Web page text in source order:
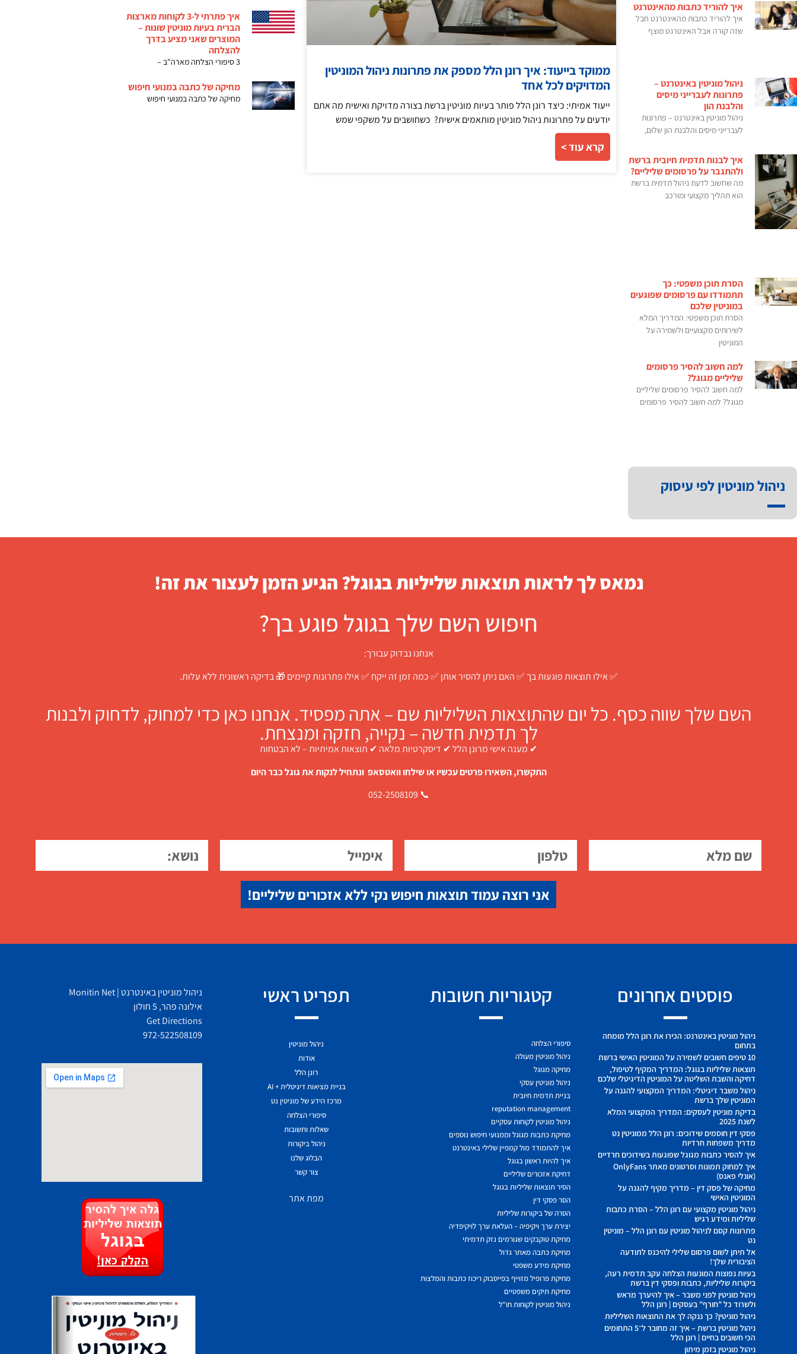
איך להוריד כתבות מהאינטרנט
איך להוריד כתבות מהאינטרנט חבל
שזה קורה אבל האינטרנט מוצף
ניהול מוניטין באינטרנט –
פתרונות לעברייני מיסים
והלבנת הון
ניהול מוניטין באינטרנט – פתרונות
לעברייני מיסים והלבנת הון שלום,
איך לבנות תדמית חיובית ברשת
ולהתגבר על פרסומים שליליים?
מה שחשוב לדעת ניהול תדמית ברשת
הוא תהליך מקצועי ומורכב
הסרת תוכן משפטי: כך
תתמודדו עם פרסומים שפוגעים
במוניטין שלכם
הסרת תוכן משפטי: המדריך המלא
לשירותים מקצועיים ולשמירה על
המוניטין
למה חשוב להסיר פרסומים
שליליים מגוגל?
למה חשוב להסיר פרסומים שליליים
מגוגל? למה חשוב להסיר פרסומים
ניהול מוניטין לפי עיסוק
ממוקד בייעוד: איך רונן הלל מספק את פתרונות ניהול המוניטין
המדויקים לכל אחד
ייעוד אמיתי: כיצד רונן הלל פותר בעיות מוניטין ברשת בצורה מדויקת ואישית מה אתם
יודעים על פתרונות ניהול מוניטין מותאמים אישית? כשחושבים על משקפי שמש
קרא עוד >
איך פתרתי ל-3 לקוחות מארצות
הברית בעיות מוניטין שונות –
המוצרים שאני מציע בדרך
להצלחה
3 סיפורי הצלחה מארה"ב –
מחיקה של כתבה במנועי חיפוש
מחיקה של כתבה במנועי חיפוש
נמאס לך לראות תוצאות שליליות בגוגל? הגיע הזמן לעצור את זה!
חיפוש השם שלך בגוגל פוגע בך?
אנחנו נבדוק עבורך:
✅ אילו תוצאות פוגעות בך ✅ האם ניתן להסיר אותן ✅ כמה זמן זה ייקח ✅ אילו פתרונות קיימים 🎁 בדיקה ראשונית ללא עלות.
השם שלך שווה כסף. כל יום שהתוצאות השליליות שם – אתה מפסיד. אנחנו כאן כדי למחוק, לדחוק ולבנות
לך תדמית חדשה – נקייה, חזקה ומנצחת.
✔ מענה אישי מרונן הלל ✔ דיסקרטיות מלאה ✔ תוצאות אמיתיות – לא הבטחות
התקשרו, השאירו פרטים עכשיו או שילחו וואטסאפ ונתחיל לנקות את גוגל כבר היום
📞 052-2508109
אני רוצה עמוד תוצאות חיפוש נקי ללא אזכורים שליליים!
פוסטים אחרונים
ניהול מוניטין באינטרנט: הכירו את רונן הלל מומחה
בתחום
10 טיפים חשובים לשמירה על המוניטין האישי ברשת
תוצאות שליליות בגוגל: המדריך המקיף לטיפול,
דחיקה והשבת השליטה על המוניטין הדיגיטלי שלכם
ניהול משבר דיגיטלי: המדריך המקצועי להגנה על
המוניטין שלך ברשת
בדיקת מוניטין לעסקים: המדריך המקצועי המלא
לשנת 2025
פסקי דין חוסמים שידוכים: רונן הלל ממוניטין נט
מדריך משפחות חרדיות
איך להסיר כתבות מגוגל שפוגעות בשידוכים חרדיים
איך למחוק תמונות וסרטונים מאתר OnlyFans
(אונלי פאנס)
מחיקה של פסק דין – מדריך מקיף להגנה על
המוניטין האישי
ניהול מוניטין מקצועי עם רונן הלל – הסרת כתבות
שליליות ומידע רגיש
פתרונות קסם לניהול מוניטין עם רונן הלל – מוניטין
נט
אל תיתן לשום פרסום שלילי להיכנס לתודעה
הציבורית שלך!
בעיות נפוצות המונעות הצלחה עקב תדמית רעה,
ביקורות שליליות, כתבות ופסקי דין ברשת
ניהול מוניטין לפני משבר – איך להיערך מראש
ולשרוד כל "חורף" בעסקים | רונן הלל
ניהול מוניטין? כך ננקה לך את התוצאות השליליות
ניהול מוניטין ברשת – איך זה מחובר ל־5 התחומים
הכי חשובים בחיים | רונן הלל
ניהול מוניטין בזמן מיתון
קטגוריות חשובות
סיפורי הצלחה
ניהול מוניטין מעולה
מחיקה מגוגל
ניהול מוניטין עסקי
בניית תדמית חיובית
reputation management
ניהול מוניטין לקוחות עסקיים
מחיקת כתבות מגוגל וממנועי חיפוש נוספים
איך להתמודד מול קמפיין שלילי באינטרנט
איך להיות ראשון בגוגל
דחיקת אזכורים שליליים
הסיר תוצאות שליליות בגוגל
הסר פסקי דין
הסרה של ביקורות שליליות
יצירת ערך ויקיפיה – העלאת ערך לויקיפדיה
מחיקת טוקבקים שגורמים נזק תדמיתי
מחיקת כתבה מאתר גדול
מחיקת מידע משפטי
מחיקת פרופיל מזוייף בפייסבוק ריכוז כתבות והמלצות
מחיקת תיקים משפטיים
ניהול מוניטין לקוחות חו"ל
תפריט ראשי
ניהול מוניטין
אודות
רונן הלל
בניית מציאות דיגיטלית + AI
מרכז הידע של מוניטין נט
סיפורי הצלחה
שאלות ותשובות
ניהול ביקורות
הבלוג שלנו
צור קשר
מפת אתר
ניהול מוניטין באינטרנט | Monitin Net
אילונה פהר, 5 חולון
Get Directions
972-522508109